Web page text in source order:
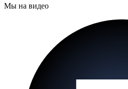
Мы на видео